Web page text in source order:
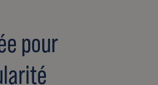
pour